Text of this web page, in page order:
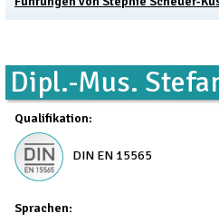
Dipl.-Mus.
Qualifikation:
DIN EN 15565
Sprachen: